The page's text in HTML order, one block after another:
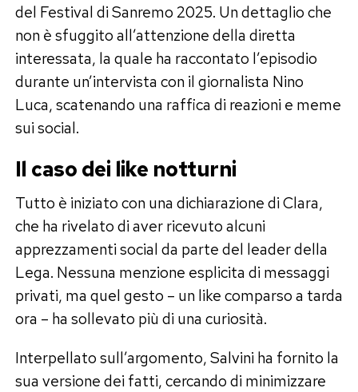
del Festival di Sanremo 2025. Un dettaglio che
non è sfuggito all’attenzione della diretta
interessata, la quale ha raccontato l’episodio
durante un’intervista con il giornalista Nino
Luca, scatenando una raffica di reazioni e meme
sui social.
Il caso dei like notturni
Tutto è iniziato con una dichiarazione di Clara,
che ha rivelato di aver ricevuto alcuni
apprezzamenti social da parte del leader della
Lega. Nessuna menzione esplicita di messaggi
privati, ma quel gesto – un like comparso a tarda
ora – ha sollevato più di una curiosità.
Interpellato sull’argomento, Salvini ha fornito la
sua versione dei fatti, cercando di minimizzare